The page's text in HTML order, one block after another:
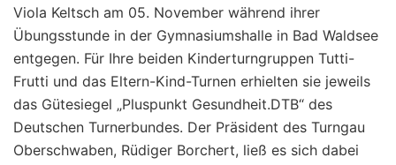
Viola Keltsch am 05. November während ihrer
Übungsstunde in der Gymnasiumshalle in Bad Waldsee
entgegen. Für Ihre beiden Kinderturngruppen Tutti-
Frutti und das Eltern-Kind-Turnen erhielten sie jeweils
das Gütesiegel „Pluspunkt Gesundheit.DTB“ des
Deutschen Turnerbundes. Der Präsident des Turngau
Oberschwaben, Rüdiger Borchert, ließ es sich dabei